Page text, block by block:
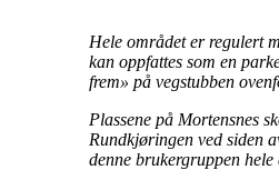
Hele området er regulert
kan oppfattes som en
frem» på vegstubben
Plassene på Mortensnes
Rundkjøringen ved siden
denne brukergruppen